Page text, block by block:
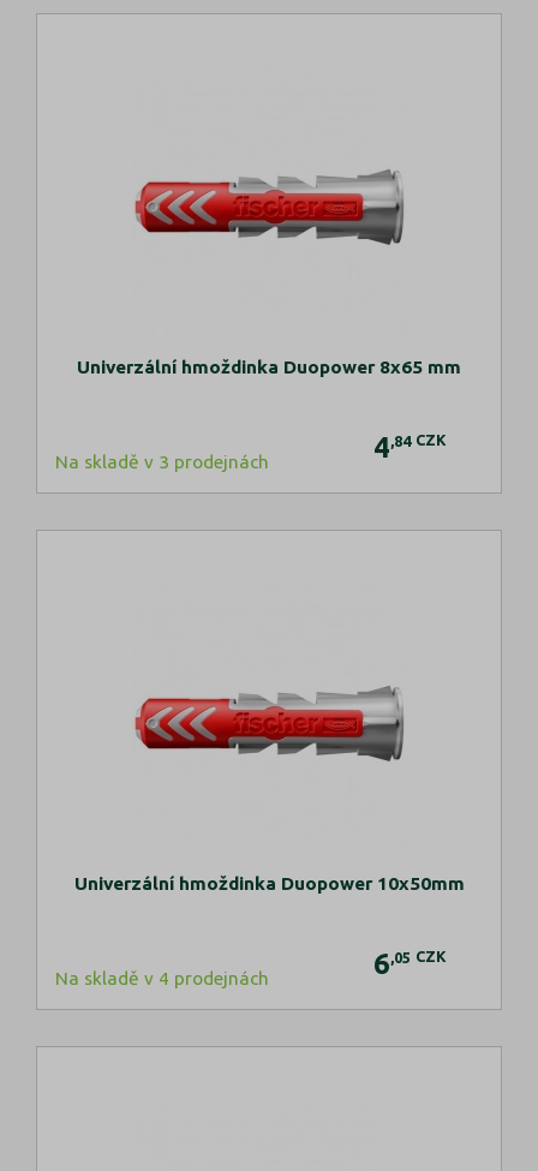
Univerzální hmoždinka Duopower 8x65 mm
Na skladě v 3 prodejnách 4 ,84 CZK
Univerzální hmoždinka Duopower 10x50mm
Na skladě v 4 prodejnách 6 ,05 CZK